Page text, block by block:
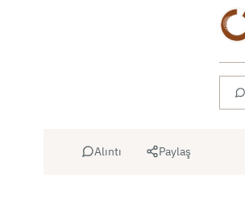
Alıntı Paylaş